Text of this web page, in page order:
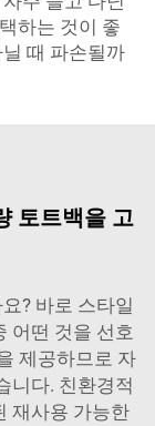
하는 것이 좋
때 파손될까
토트백을 고
? 바로 스타일
어떤 것을 선호
제공하므로 자
니다. 친환경적
재사용 가능한